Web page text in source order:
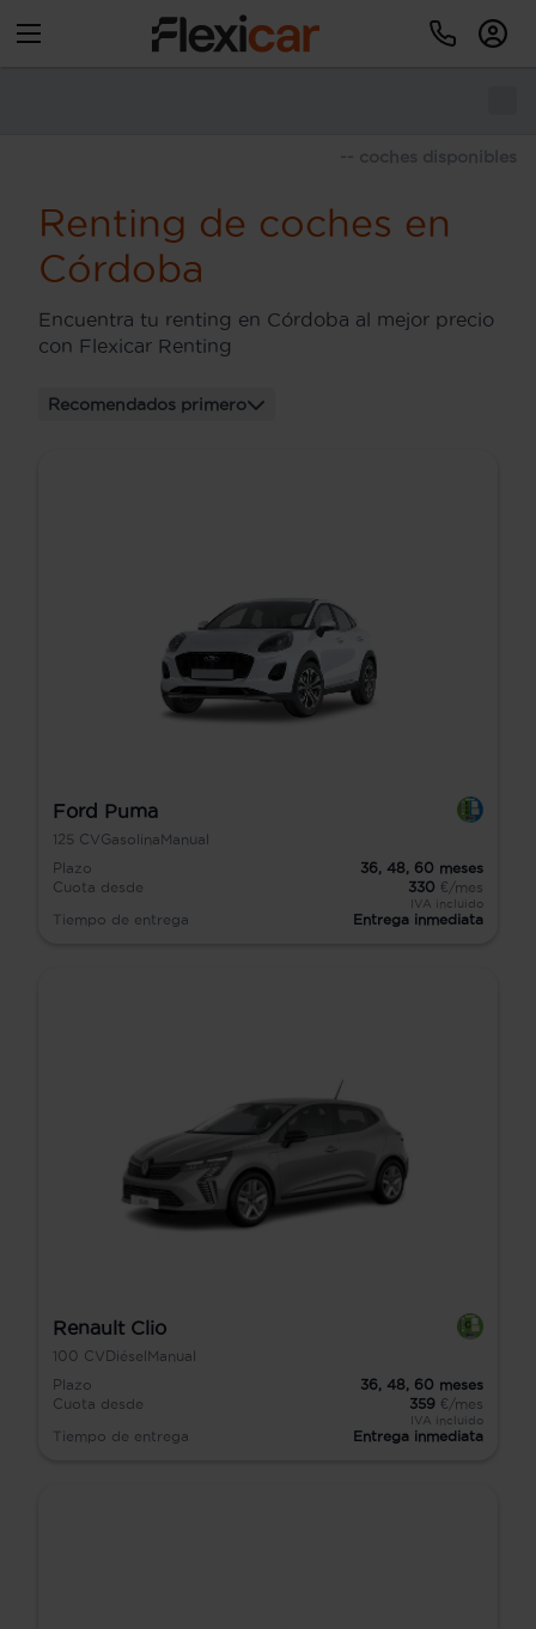
-- coches disponibles
Renting de coches en
Córdoba
Encuentra tu renting en Córdoba al mejor precio
con Flexicar Renting
Recomendados primero
Ford Puma
125 CVGasolinaManual
Plazo
36, 48, 60 meses
Cuota desde
330 €/mes
IVA incluido
Tiempo de entrega Entrega inmediata
Renault Clio
100 CV Diésel Manual
Plazo
36, 48, 60 meses
Cuota desde
359 €/mes
IVA incluido
Tiempo de entrega Entrega inmediata